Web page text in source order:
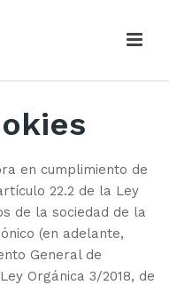
en cumplimiento de
22.2 de la Ley
de la sociedad de la
(en adelante,
General de
Orgánica 3/2018, de